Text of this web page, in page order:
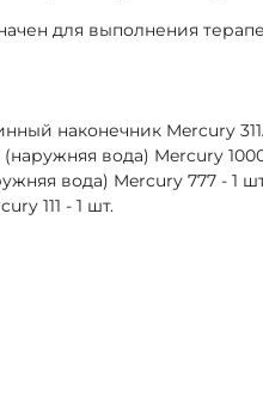
для выполнения
наконечник Mercury
вода) Mercury
вода) Mercury 777 - 1
111 - 1 шт.